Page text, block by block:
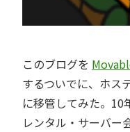
このブログを
するついでに、ホス
に移管してみた。10
レンタル・サーバー